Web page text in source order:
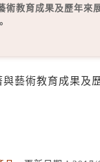
術教育成果及歷年來
藝術教育成果及